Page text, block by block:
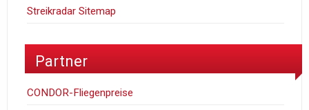
Streikradar Sitemap
Partner
CONDOR-Fliegenpreise